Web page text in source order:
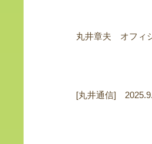
丸井章夫 オフィ
[丸井通信]